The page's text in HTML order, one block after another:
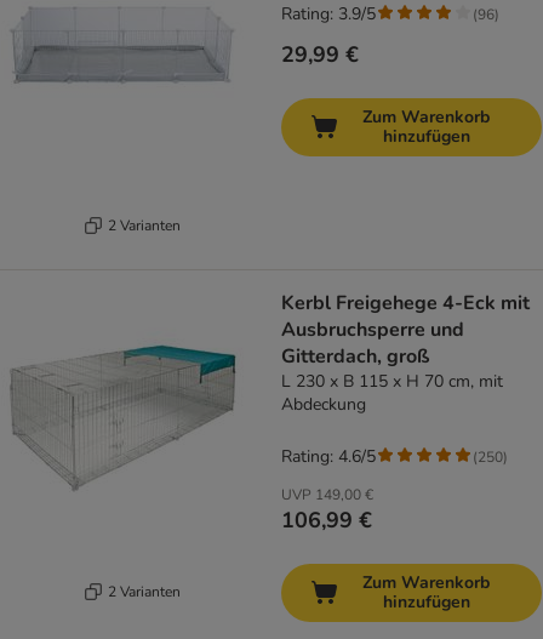
2 Varianten
29,99 €
Rating: 3.9/5 (96)
Zum Warenkorb
hinzufügen
2 Varianten
Kerbl Freigehege 4-Eck mit
Ausbruchsperre und
Gitterdach, groß
L 230 x B 115 x H 70 cm, mit
Abdeckung
UVP 149,00 €
106,99 €
Rating: 4.6/5 (250)
Zum Warenkorb
hinzufügen